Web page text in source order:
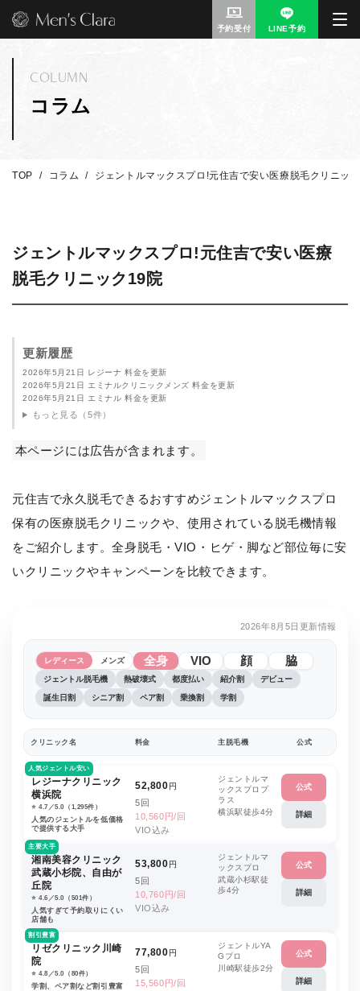
予約受付 LINE予約
コラム
COLUMN
TOP コラム ジェントルマックスプロ!元住吉で安い医療脱毛クリニッ
ジェントルマックスプロ!元住吉で安い医療
脱毛クリニック19院
更新履歴
2026年5月21日 レジーナ 料金を更新
2026年5月21日 エミナルクリニックメンズ 料金を更新
2026年5月21日 エミナル 料金を更新
もっと見る（5件）
本ページには広告が含まれます。
元住吉で永久脱毛できるおすすめジェントルマックスプロ
保有の医療脱毛クリニックや、使用されている脱毛機情報
をご紹介します。全身脱毛・VIO・ヒゲ・脚など部位毎に安
いクリニックやキャンペーンを比較できます。
2026年8月5日更新情報
レディース メンズ 全身 VIO 顔 脇
ジェントル脱毛機 熱破壊式 都度払い 紹介割 デビュー
誕生日割 シニア割 ペア割 乗換割 学割
クリニック名 料金 主脱毛機 公式
人気ジェントル安い
レジーナクリニック
横浜院
⭐️ 4.7／5.0（1,295件）
人気のジェントルを低価格
で提供する大手
52,800円
5回
10,560円/回
VIO込み
ジェントルマ
ックスプロプ
ラス
横浜駅徒歩4分
公式
詳細
主要大手
湘南美容クリニック
武蔵小杉院、自由が
丘院
⭐️ 4.6／5.0（501件）
人気すぎて予約取りにくい
店舗も
53,800円
5回
10,760円/回
VIO込み
ジェントルマ
ックスプロ
武蔵小杉駅徒
歩4分
公式
詳細
割引豊富
リゼクリニック川崎
院
⭐️ 4.8／5.0（80件）
学割、ペア割など割引豊富
77,800円
5回
15,560円/回
ジェントルYA
Gプロ
川崎駅徒歩2分
公式
詳細